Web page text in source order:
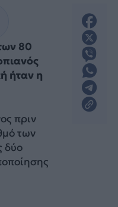
80
ήταν η
πριν
των
δύο